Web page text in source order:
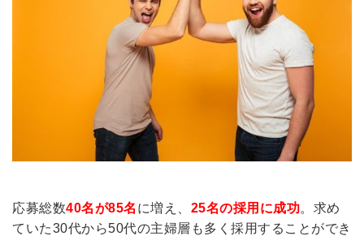
応募総数40名が85名 に増え、 25名の採用に成功。求め
ていた30代から50代の主婦層も多く採用することができ
簡単10秒！無料会員登録
採用課題の解決、新しい採用の
取り組みなどを取材したインタ
ビュー記事が読める
採用に役立つ記事・資料が届く